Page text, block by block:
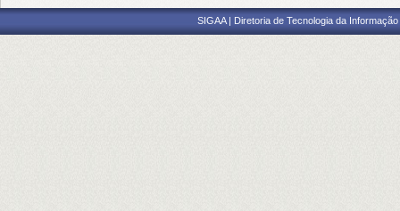
SIGAA | Diretoria de Tecnologia da